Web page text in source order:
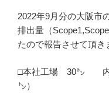
2022年9月分の大阪市
排出量（
たので報告させて頂き
□本社工場 30㌧ 内
㌧）